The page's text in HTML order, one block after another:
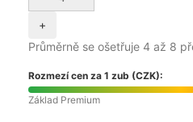
+
Průměrně se ošetřuje 4 až 8
Rozmezí cen za 1 zub (CZK):
Základ Premium